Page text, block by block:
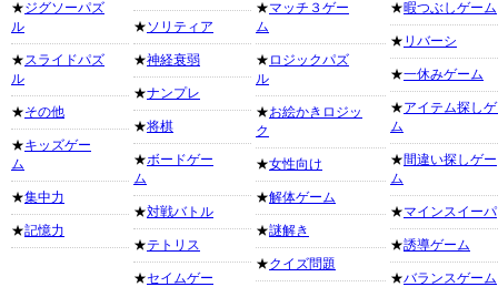
★ジグソーパズ
ル
★スライドパズ
ル
★その他
★キッズゲー
ム
★集中力
★記憶力
★ソリティア
★神経衰弱
★ナンプレ
★将棋
★ボードゲー
ム
★対戦バトル
★テトリス
★セイムゲー
★マッチ３ゲー
ム
★ ロジックパズ
ル
★お絵かきロジッ
ク
★女性向け
★解体ゲーム
★謎解き
★クイズ問題
★暇つぶしゲーム
★ リバーシ
★一休みゲーム
★アイテム探し
ム
★間違い探しゲー
ム
★マインスイーパ
★誘導ゲーム
★バランスゲーム